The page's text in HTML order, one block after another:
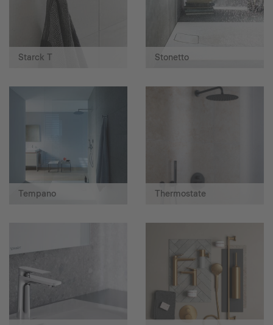
Starck T Stonetto
Tempano Thermostate